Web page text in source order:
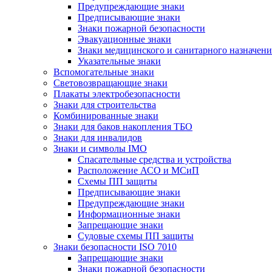
Предупреждающие знаки
Предписывающие знаки
Знаки пожарной безопасности
Эвакуационные знаки
Знаки медицинского и санитарного
Указательные знаки
Вспомогательные знаки
Световозвращающие знаки
Плакаты электробезопасности
Знаки для строительства
Комбинированные знаки
Знаки для баков накопления ТБО
Знаки для инвалидов
Знаки и символы IMO
Спасательные средства и устройства
Расположение АСО и МСиП
Схемы ПП защиты
Предписывающие знаки
Предупреждающие знаки
Информационные знаки
Запрещающие знаки
Судовые схемы ПП защиты
Знаки безопасности ISO 7010
Запрещающие знаки
Знаки пожарной безопасности